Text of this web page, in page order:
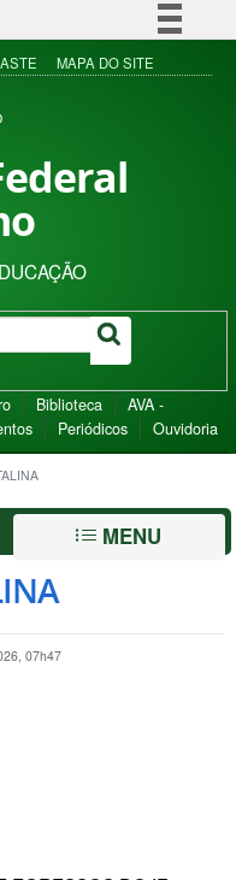
Simplifique!
Acesso à informação
MAPA DO SITE
Biblioteca
AVA -
Periódicos Ouvidoria
MENU
07h47